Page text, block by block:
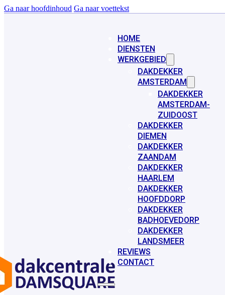
Ga naar hoofdinhoud Ga naar voettekst
HOME
DIENSTEN
WERKGEBIED
DAKDEKKER
AMSTERDAM
DAKDEKKER
AMSTERDAM-
ZUIDOOST
DAKDEKKER
DIEMEN
DAKDEKKER
ZAANDAM
DAKDEKKER
HAARLEM
DAKDEKKER
HOOFDDORP
DAKDEKKER
BADHOEVEDORP
DAKDEKKER
LANDSMEER
REVIEWS
CONTACT